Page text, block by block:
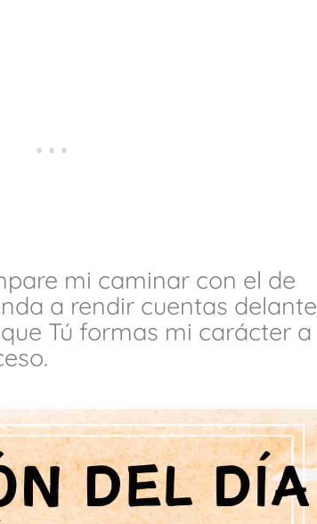
mi caminar con el de
a rendir cuentas delante
Tú formas mi carácter a